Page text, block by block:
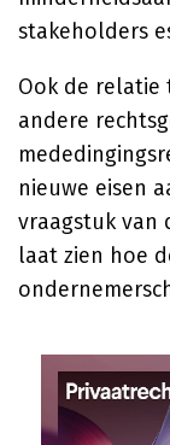
stakeholders
Ook de relatie
andere
nieuwe eisen
vraagstuk van
laat zien hoe